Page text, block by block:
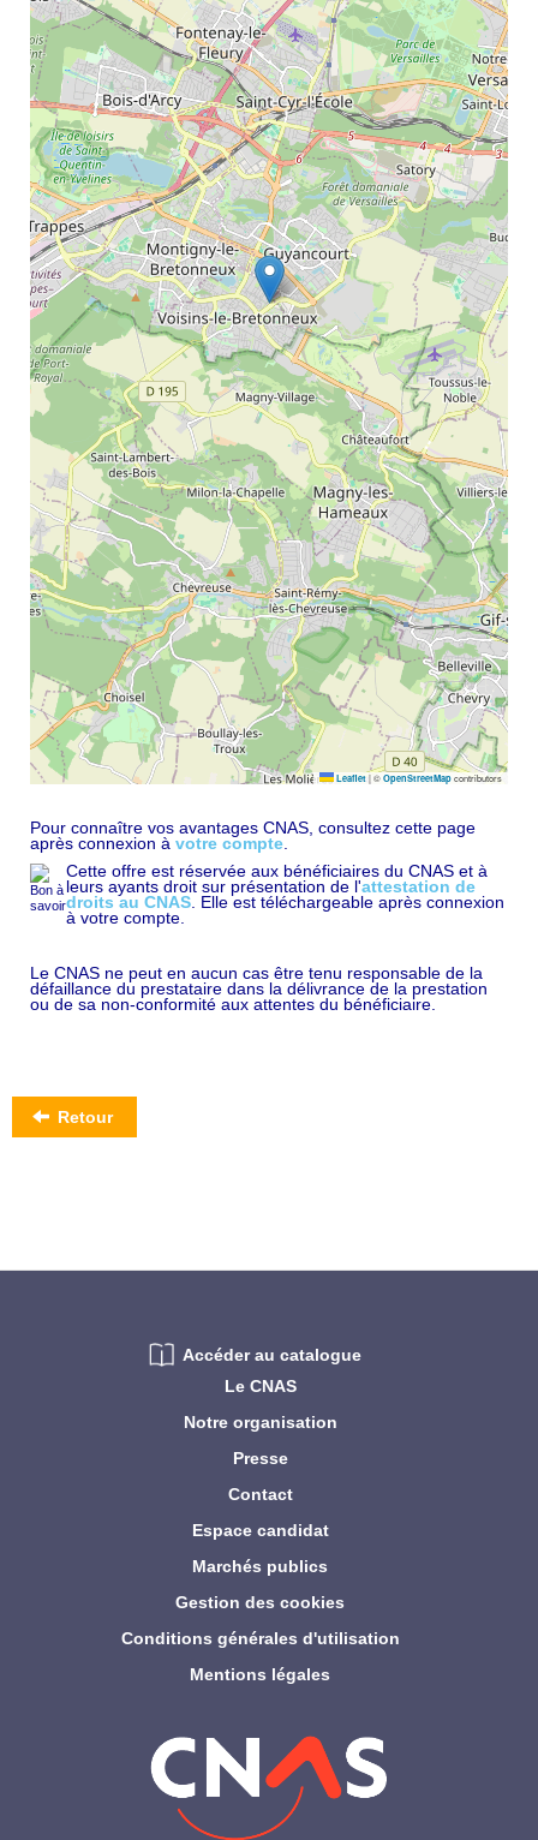
Leaflet |© OpenStreetMap contributors
Pour connaître vos avantages CNAS, consultez cette page
après connexion à votre compte.
Cette offre est réservée aux bénéficiaires du CNAS et à
leurs ayants droit sur présentation de l'attestation de
droits au CNAS. Elle est téléchargeable après connexion
à votre compte.
Le CNAS ne peut en aucun cas être tenu responsable de la
défaillance du prestataire dans la délivrance de la prestation
ou de sa non-conformité aux attentes du bénéficiaire.
Retour
Le CNAS
Notre organisation
Presse
Contact
Espace candidat
Marchés publics
Gestion des cookies
Conditions générales d'utilisation
Mentions légales
Accéder au catalogue